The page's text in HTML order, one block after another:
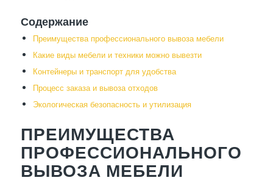
Содержание
Преимущества профессионального вывоза мебели
Какие виды мебели и техники можно вывезти
Контейнеры и транспорт для удобства
Процесс заказа и вывоза отходов
Экологическая безопасность и утилизация
ПРЕИМУЩЕСТВА
ПРОФЕССИОНАЛЬНОГО
ВЫВОЗА МЕБЕЛИ